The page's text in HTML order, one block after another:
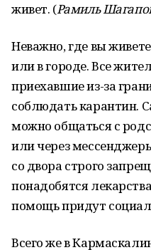
живет. (Рамиль
Неважно, где вы
или в городе. Все
приехавшие из-за
соблюдать карантин.
можно общаться с
или через
со двора строго
понадобятся
помощь придут
Всего же в